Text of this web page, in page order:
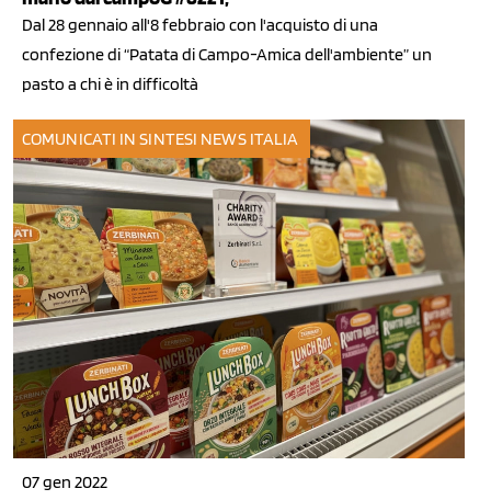
Dal 28 gennaio all'8 febbraio con l'acquisto di una
confezione di “Patata di Campo-Amica dell'ambiente” un
pasto a chi è in difficoltà
COMUNICATI IN SINTESI NEWS ITALIA
07 gen 2022